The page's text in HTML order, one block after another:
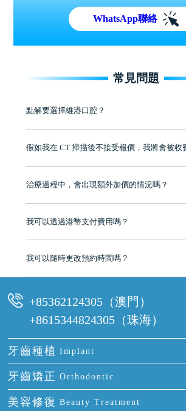
WhatsApp聯絡
常見問題
點解要選擇維港口腔？
牌」、「2025香港企業領袖品牌」，是諾貝爾種植
至今已服務超過三十個國家和地區的顧客，受到粵
有咨詢及服務保障中心，有任何問題都可以隨時預約
假如我在 CT 掃描後不接受報價，我將會被收
治療過程中，會出現額外加價的情況嗎？
我可以透過港幣支付費用嗎？
可以。維港口腔會按照當日匯率轉算收取費用，而
我可以隨時更改預約時間嗎？
+85362124305（澳門）
+8615344824305（珠海）
牙齒種植 Implant
種牙
單顆牙缺失
牙齒矯正 Orthodontic
隱形箍牙
美容修復 Beauty Treatment